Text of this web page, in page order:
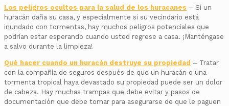
Los peligros ocultos para la salud de los huracanes – Si un
huracán daña su casa, y especialmente si su vecindario está
inundado con tormentas, hay muchos peligros potenciales que
podrían estar esperando cuando usted regrese a casa. ¡Manténgase
a salvo durante la limpieza!
Qué hacer cuando un huracán destruye su propiedad – Tratar
con la compañía de seguros después de que un huracán o una
tormenta tropical haya devastado su propiedad puede ser un dolor
de cabeza. Hay muchas trampas que debe evitar y pasos de
documentación que debe tomar para asegurarse de que le paguen